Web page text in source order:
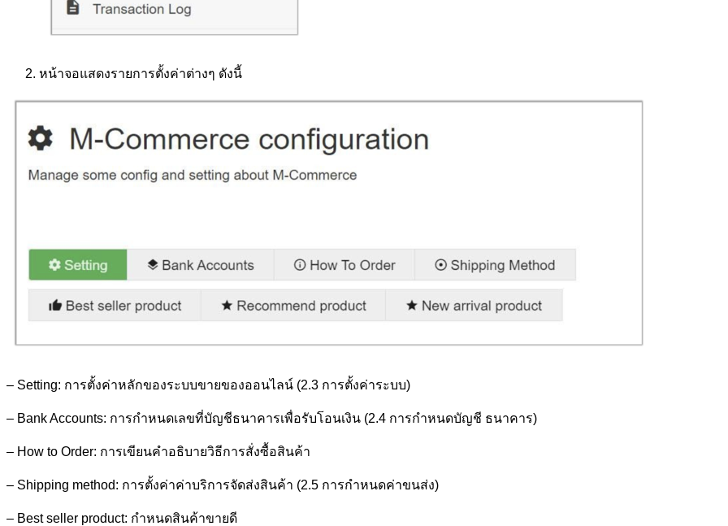
หน้าจอแสดงรายการตั้งค่าต่างๆ ดังนี้
– Setting: การตั้งค่าหลักของระบบขายของออนไลน์ (2.3 การตั้งค่าระบบ)
– Bank Accounts: การกำหนดเลขที่บัญชีธนาคารเพื่อรับโอนเงิน (2.4 การกำหนดบัญชี ธนาคาร)
– How to Order: การเขียนคำอธิบายวิธีการสั่งซื้อสินค้า
– Shipping method: การตั้งค่าค่าบริการจัดส่งสินค้า (2.5 การกำหนดค่าขนส่ง)
– Best seller product: กำหนดสินค้าขายดี